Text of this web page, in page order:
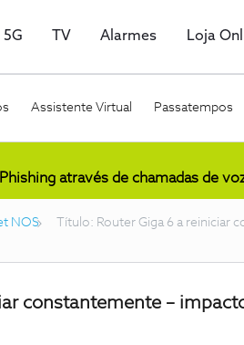
TV Alarmes Loja
Assistente Virtual Passatempos
através de chamadas de
NOS Título: Router Giga 6 a
constantemente –